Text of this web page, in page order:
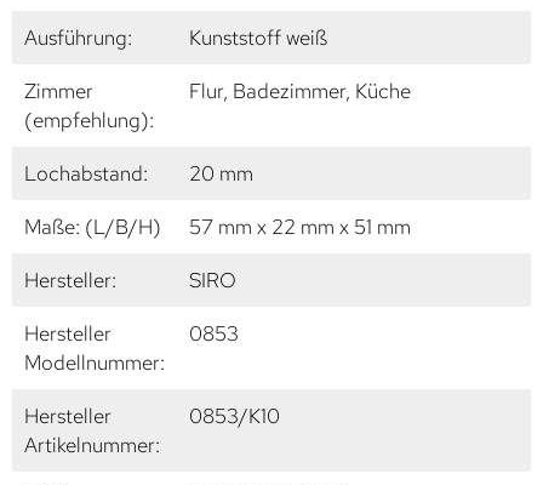
Ausführung:
Kunststoff weiß
Zimmer
(empfehlung):
Flur, Badezimmer, Küche
Lochabstand:
20 mm
Maße: (L/B/H)
57 mm x 22 mm x 51 mm
Hersteller:
SIRO
Hersteller
Modellnummer:
0853
Hersteller
Artikelnummer:
0853/K10